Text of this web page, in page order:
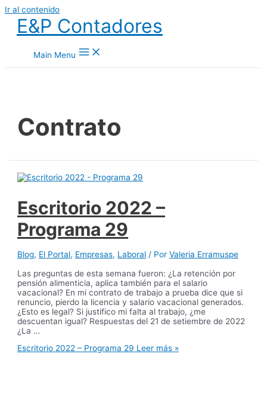
Ir al contenido
E&P Contadores
Main Menu
Contrato
Escritorio 2022 –
Programa 29
Blog, El Portal, Empresas, Laboral / PorValeria Erramuspe
Las preguntas de esta semana fueron: ¿La retención por
pensión alimenticia, aplica también para el salario
vacacional? En mi contrato de trabajo a prueba dice que si
renuncio, pierdo la licencia y salario vacacional generados.
¿Esto es legal? Si justifico mi falta al trabajo, ¿me
descuentan igual? Respuestas del 21 de setiembre de 2022
¿La …
Escritorio 2022 – Programa 29 Leer más »